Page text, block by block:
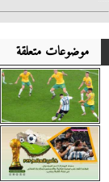
موضوعات متعلقة